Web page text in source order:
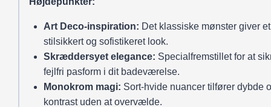
Art Deco-inspiration: Det klassiske mønster giver et
stilsikkert og sofistikeret look.
Skræddersyet elegance: Specialfremstillet for at
fejlfri pasform i dit badeværelse.
Monokrom magi: Sort-hvide nuancer tilfører dybde
kontrast uden at overvælde.